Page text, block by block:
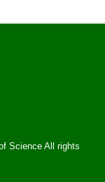
Science All rights